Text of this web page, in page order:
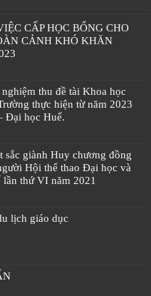
CẤP HỌC BỔNG CHO
CẢNH KHÓ KHĂN
thu đề tài Khoa học
thực hiện từ năm 2023
Đại học Huế.
sắc giành Huy chương đồng
Hội thể thao Đại học và
thứ VI năm 2021
lịch giáo dục